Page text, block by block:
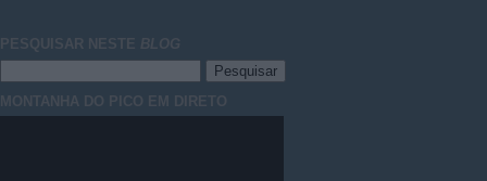
PESQUISAR NESTE BLOG
MONTANHA DO PICO EM DIRETO